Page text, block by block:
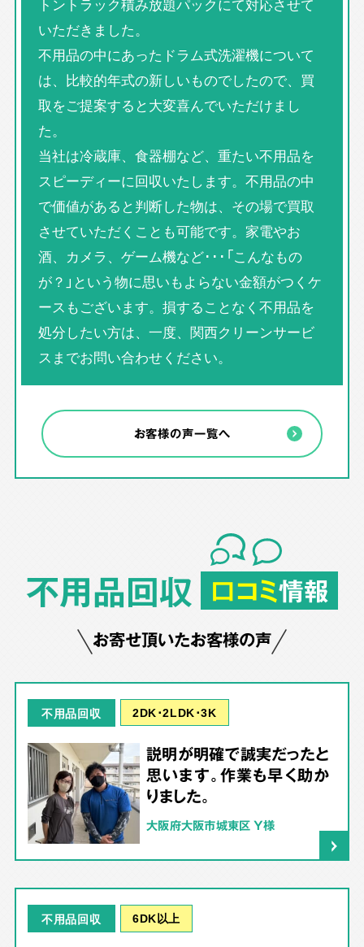
トントラック積み放題パックにて対応させて
いただきました。
不用品の中にあったドラム式洗濯機について
は、比較的年式の新しいものでしたので、買
取をご提案すると大変喜んでいただけまし
た。
当社は冷蔵庫、食器棚など、重たい不用品を
スピーディーに回収いたします。不用品の中
で価値があると判断した物は、その場で買取
させていただくことも可能です。家電やお
酒、カメラ、ゲーム機など･･･「こんなもの
が？」という物に思いもよらない金額がつくケ
ースもございます。損することなく不用品を
処分したい方は、一度、関西クリーンサービ
スまでお問い合わせください。
お客様の声一覧へ
不用品回収 口コミ情報
お寄せ頂いたお客様の声
不用品回収 2DK･2LDK･3K
説明が明確で誠実だったと
思います。作業も早く助か
りました。
大阪府大阪市城東区 Y様
不用品回収 6DK以上